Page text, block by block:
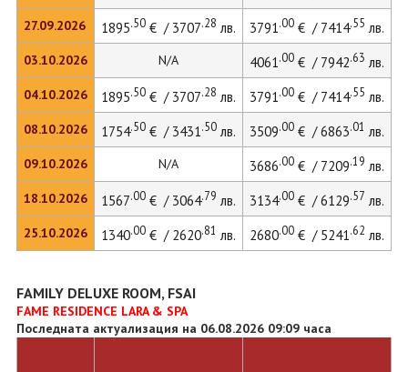
27.09.2026
03.10.2026
04.10.2026
08.10.2026
09.10.2026
18.10.2026
25.10.2026
1895.50€ / 3707.28 лв. 3791.00€ / 7414.55 лв.
N/A 4061.00€ / 7942.63 лв.
1895.50€ / 3707.28 лв. 3791.00€ / 7414.55 лв.
1754.50€ / 3431.50лв. 3509.00€ / 6863.01 лв.
N/A 3686.00€ / 7209.19 лв.
1567.00€ / 3064.79 лв. 3134.00€ / 6129.57 лв.
1340.00€ / 2620.81 лв. 2680.00€ / 5241.62 лв.
FAMILY DELUXE ROOM, FSAI
FAME RESIDENCE LARA & SPA
Последната актуализация на 06.08.2026 09:09 часа